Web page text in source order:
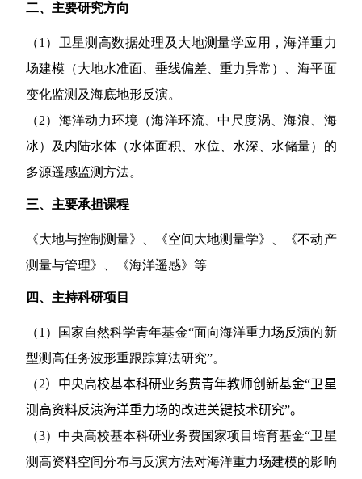
二、主要研究方向
（1 ）卫星测高数据处理及大地测量学应用，海洋重力
场建模（大地水准面、垂线偏差、重力异常）、海平面
变化监测及海底地形反演。
（2）海洋动力环境（海洋环流、中尺度涡、海浪、海
冰）及内陆水体（水体面积、水位、水深、水储量）的
多源遥感监测方法。
三、主要承担课程
《大地与控制测量》、《空间大地测量学》、《不动产
测量与管理》、《海洋遥感》等
四、主持科研项目
（1 ）国家自然科学青年基金“面向海洋重力场反演的新
型测高任务波形重跟踪算法研究”。
（2） 中央高校基本科研业务费青年教师创新基金“卫星
测高资料反演海洋重力场的改进关键技术研究”。
（3）中央高校基本科研业务费国家项目培育基金“卫星
测高资料空间分布与反演方法对海洋重力场建模的影响